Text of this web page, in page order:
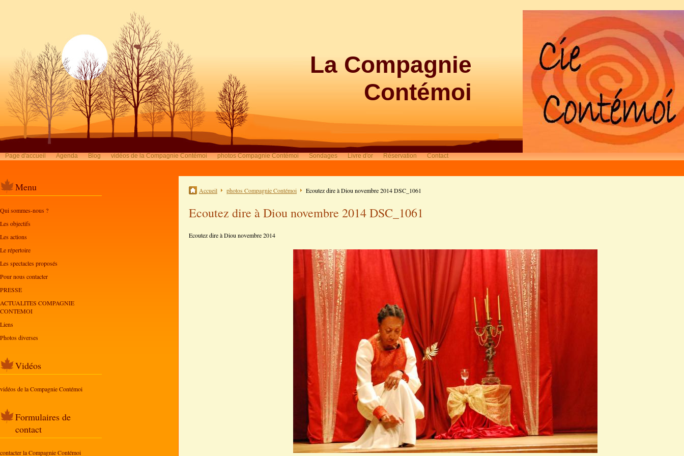
La Compagnie
Contémoi
Page d'accueil Agenda Blog vidéos de la Compagnie Contémoi photos Compagnie Contémoi Sondages Livre d'or Réservation Contact
Menu
Qui sommes-nous ?
Les objectifs
Les actions
Le répertoire
Les spectacles proposés
Pour nous contacter
PRESSE
ACTUALITES COMPAGNIE
CONTEMOI
Liens
Photos diverses
Vidéos
vidéos de la Compagnie Contémoi
Formulaires de
contact
contacter la Compagnie Contémoi
Accueil photos Compagnie Contémoi Ecoutez dire à Diou novembre 2014 DSC_1061
Ecoutez dire à Diou novembre 2014 DSC_1061
Ecoutez dire à Diou novembre 2014